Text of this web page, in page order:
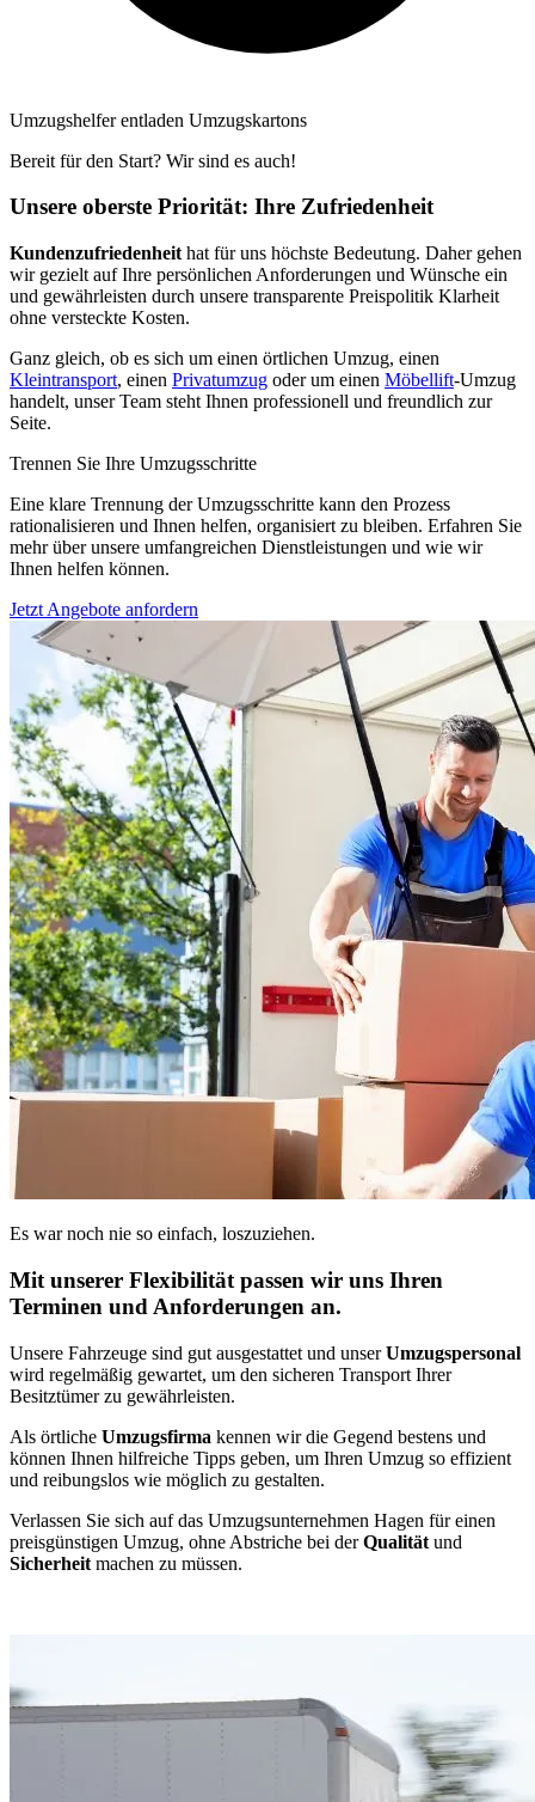
Umzugshelfer entladen Umzugskartons
Bereit für den Start? Wir sind es auch!
Unsere oberste Priorität: Ihre Zufriedenheit
Kundenzufriedenheit hat für uns höchste Bedeutung. Daher gehen
wir gezielt auf Ihre persönlichen Anforderungen und Wünsche ein
und gewährleisten durch unsere transparente Preispolitik Klarheit
ohne versteckte Kosten.
Ganz gleich, ob es sich um einen örtlichen Umzug, einen
Kleintransport, einen Privatumzug oder um einen Möbellift-Umzug
handelt, unser Team steht Ihnen professionell und freundlich zur
Seite.
Trennen Sie Ihre Umzugsschritte
Eine klare Trennung der Umzugsschritte kann den Prozess
rationalisieren und Ihnen helfen, organisiert zu bleiben. Erfahren Sie
mehr über unsere umfangreichen Dienstleistungen und wie wir
Ihnen helfen können.
Jetzt Angebote anfordern
Es war noch nie so einfach, loszuziehen.
Mit unserer Flexibilität passen wir uns Ihren
Terminen und Anforderungen an.
Unsere Fahrzeuge sind gut ausgestattet und unserUmzugspersonal
wird regelmäßig gewartet, um den sicheren Transport Ihrer
Besitztümer zu gewährleisten.
Als örtliche Umzugsfirma kennen wir die Gegend bestens und
können Ihnen hilfreiche Tipps geben, um Ihren Umzug so effizient
und reibungslos wie möglich zu gestalten.
Verlassen Sie sich auf das Umzugsunternehmen Hagen für einen
preisgünstigen Umzug, ohne Abstriche bei derQualität und
Sicherheit machen zu müssen.